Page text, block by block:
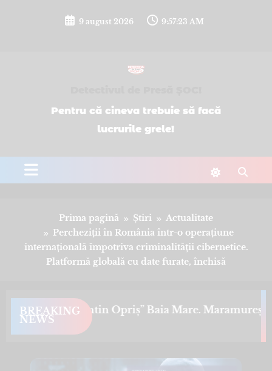
9 august 2026 9:57:23 AM
Pentru că cineva trebuie să facă
lucrurile grele!
Prima pagină Știri
Actualitate
Percheziții în România într-o operațiune
internațională împotriva criminalității cibernetice.
Platformă globală cu date furate, închisă
BREAKING
NEWS
„Dr. Constantin Opriș” Baia Mare.